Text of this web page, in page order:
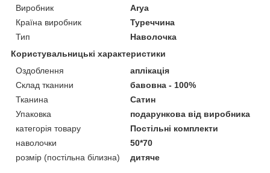
Виробник
Arya
Країна виробник
Туреччина
Тип
Наволочка
Користувальницькі характеристики
Оздоблення
аплікація
Склад тканини
бавовна - 100%
Тканина
Сатин
Упаковка
подарункова від виробника
категорія товару
Постільні комплекти
наволочки
50*70
розмір (постільна білизна)
дитяче